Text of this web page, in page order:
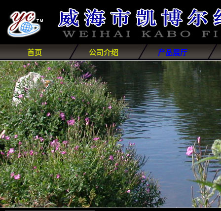
首页 公司介绍 产品展厅